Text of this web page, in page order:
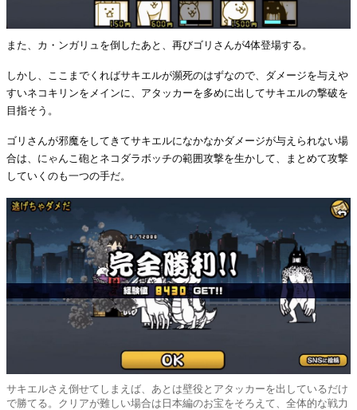
また、カ・ンガリュを倒したあと、再びゴリさんが4体登場する。
しかし、ここまでくればサキエルが瀕死のはずなので、ダメージを与えや
すいネコキリンをメインに、アタッカーを多めに出してサキエルの撃破を
目指そう。
ゴリさんが邪魔をしてきてサキエルになかなかダメージが与えられない場
合は、にゃんこ砲とネコダラボッチの範囲攻撃を生かして、まとめて攻撃
していくのも一つの手だ。
サキエルさえ倒せてしまえば、あとは壁役とアタッカーを出しているだけ
で勝てる。クリアが難しい場合は日本編のお宝をそろえて、全体的な戦力